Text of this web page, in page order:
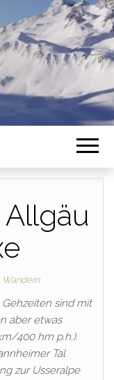
Wandern
sind mit
aber etwas
400 hm p.h.).
Tal
zur Usseralpe